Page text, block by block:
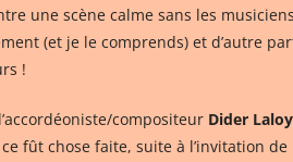
une scène calme sans les
(et je le comprends) et d’autre
!
compositeur Dider Laloy
fût chose faite, suite à l’invitation de